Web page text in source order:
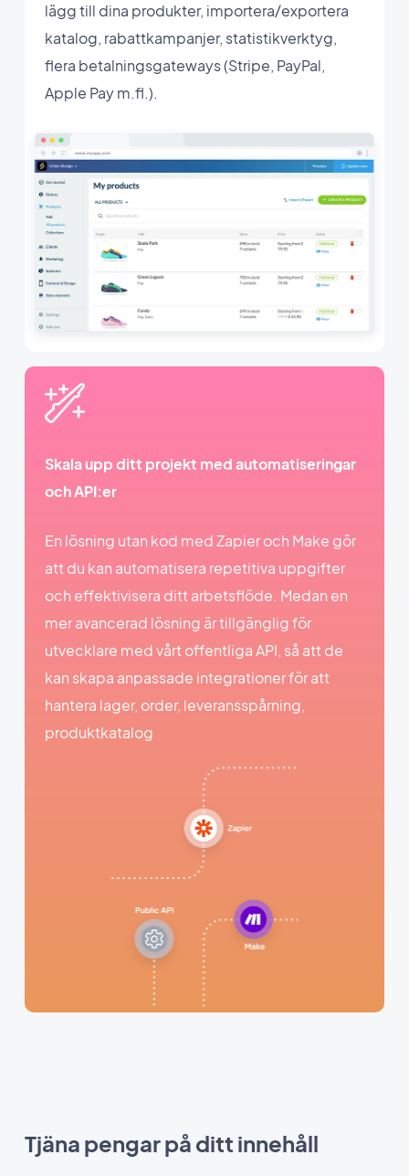
lägg till dina produkter, importera/exportera
katalog, rabattkampanjer, statistikverktyg,
flera betalningsgateways (Stripe, PayPal,
Apple Pay m.fl.).
Skala upp ditt projekt med automatiseringar
och API:er
En lösning utan kod med Zapier och Make gör
att du kan automatisera repetitiva uppgifter
och effektivisera ditt arbetsflöde. Medan en
mer avancerad lösning är tillgänglig för
utvecklare med vårt offentliga API, så att de
kan skapa anpassade integrationer för att
hantera lager, order, leveransspårning,
produktkatalog
Tjäna pengar på ditt innehåll